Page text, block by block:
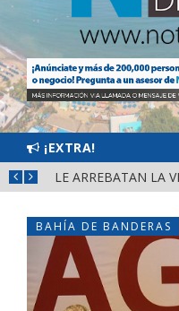
¡EXTRA!
BAHÍA DE BANDERAS